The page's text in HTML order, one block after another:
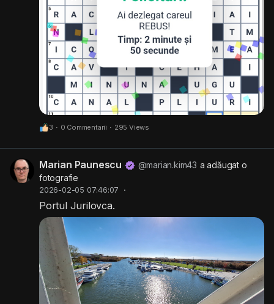
3 · 0 Commentarii · 295 Views
Marian Paunescu @marian.kim43 a adăugat o
fotografie
2026-02-05 07:46:07 ·
Portul Jurilovca.